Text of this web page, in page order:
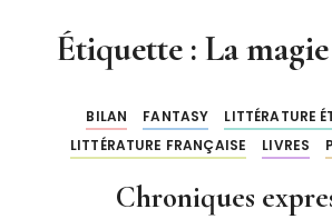
Étiquette : La
BILAN FANTASY
LITTÉRATURE
LITTÉRATURE FRANÇAISE
LIVRES
Chroniques